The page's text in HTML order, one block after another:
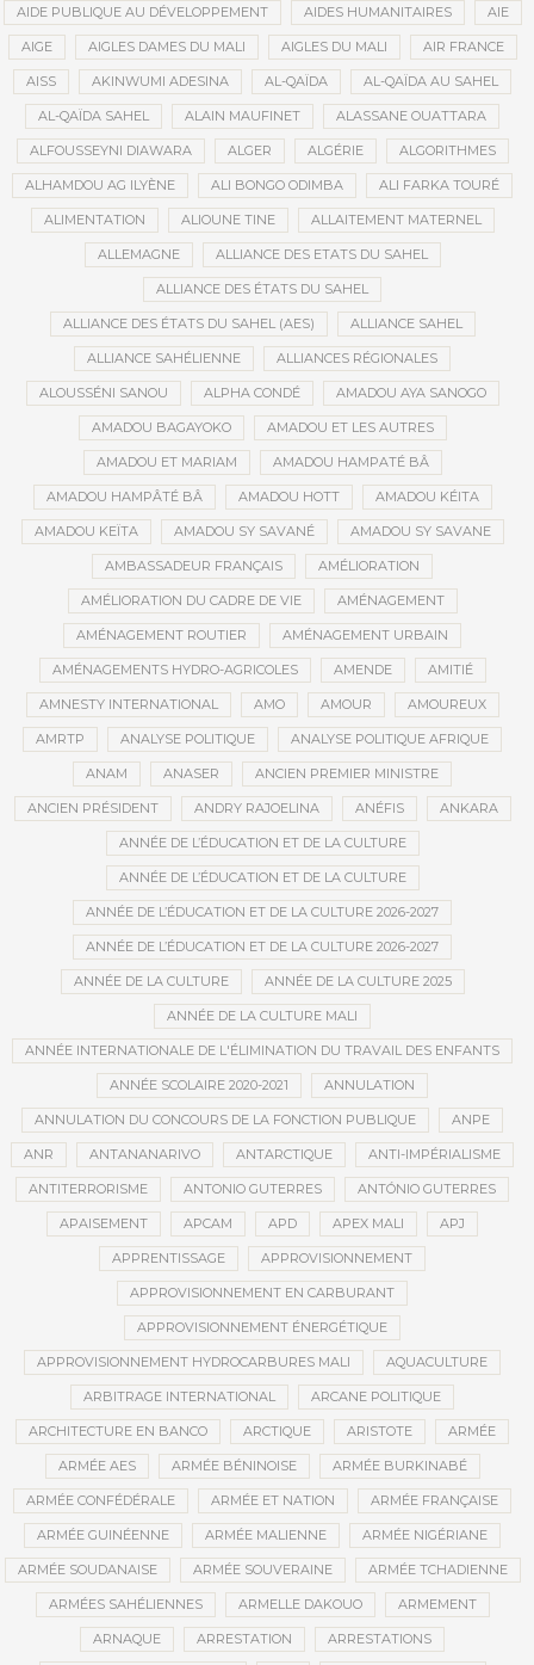
AIDE PUBLIQUE AU DÉVELOPPEMENT AIDES HUMANITAIRES AIE
AIGE AIGLES DAMES DU MALI AIGLES DU MALI AIR FRANCE
AISS AKINWUMI ADESINA AL-QAÏDA AL-QAÏDA AU SAHEL
AL-QAÏDA SAHEL ALAIN MAUFINET ALASSANE OUATTARA
ALFOUSSEYNI DIAWARA ALGER ALGÉRIE ALGORITHMES
ALHAMDOU AG ILYÈNE ALI BONGO ODIMBA ALI FARKA TOURÉ
ALIMENTATION ALIOUNE TINE ALLAITEMENT MATERNEL
ALLEMAGNE ALLIANCE DES ETATS DU SAHEL
ALLIANCE DES ÉTATS DU SAHEL
ALLIANCE DES ÉTATS DU SAHEL (AES) ALLIANCE SAHEL
ALLIANCE SAHÉLIENNE ALLIANCES RÉGIONALES
ALOUSSÉNI SANOU ALPHA CONDÉ AMADOU AYA SANOGO
AMADOU BAGAYOKO AMADOU ET LES AUTRES
AMADOU ET MARIAM AMADOU HAMPATÉ BÂ
AMADOU HAMPÂTÉ BÂ AMADOU HOTT AMADOU KÉITA
AMADOU KEÏTA AMADOU SY SAVANÉ AMADOU SY SAVANE
AMBASSADEUR FRANÇAIS AMÉLIORATION
AMÉLIORATION DU CADRE DE VIE AMÉNAGEMENT
AMÉNAGEMENT ROUTIER AMÉNAGEMENT URBAIN
AMÉNAGEMENTS HYDRO-AGRICOLES AMENDE AMITIÉ
AMNESTY INTERNATIONAL AMO AMOUR AMOUREUX
AMRTP ANALYSE POLITIQUE ANALYSE POLITIQUE AFRIQUE
ANAM ANASER ANCIEN PREMIER MINISTRE
ANCIEN PRÉSIDENT ANDRY RAJOELINA ANÉFIS ANKARA
ANNÉE DE L’ÉDUCATION ET DE LA CULTURE
ANNÉE DE L’ÉDUCATION ET DE LA CULTURE
ANNÉE DE L’ÉDUCATION ET DE LA CULTURE 2026-2027
ANNÉE DE L’ÉDUCATION ET DE LA CULTURE 2026-2027
ANNÉE DE LA CULTURE ANNÉE DE LA CULTURE 2025
ANNÉE DE LA CULTURE MALI
ANNÉE INTERNATIONALE DE L'ÉLIMINATION DU TRAVAIL DES ENFANTS
ANNÉE SCOLAIRE 2020-2021 ANNULATION
ANNULATION DU CONCOURS DE LA FONCTION PUBLIQUE ANPE
ANR ANTANANARIVO ANTARCTIQUE ANTI-IMPÉRIALISME
ANTITERRORISME ANTONIO GUTERRES ANTÓNIO GUTERRES
APAISEMENT APCAM APD APEX MALI APJ
APPRENTISSAGE APPROVISIONNEMENT
APPROVISIONNEMENT EN CARBURANT
APPROVISIONNEMENT ÉNERGÉTIQUE
APPROVISIONNEMENT HYDROCARBURES MALI AQUACULTURE
ARBITRAGE INTERNATIONAL ARCANE POLITIQUE
ARCHITECTURE EN BANCO ARCTIQUE ARISTOTE ARMÉE
ARMÉE AES ARMÉE BÉNINOISE ARMÉE BURKINABÉ
ARMÉE CONFÉDÉRALE ARMÉE ET NATION ARMÉE FRANÇAISE
ARMÉE GUINÉENNE ARMÉE MALIENNE ARMÉE NIGÉRIANE
ARMÉE SOUDANAISE ARMÉE SOUVERAINE ARMÉE TCHADIENNE
ARMÉES SAHÉLIENNES ARMELLE DAKOUO ARMEMENT
ARNAQUE ARRESTATION ARRESTATIONS